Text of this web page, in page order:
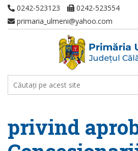
0242-523123
0242-523554
primaria_ulmeni@yahoo.com
privind